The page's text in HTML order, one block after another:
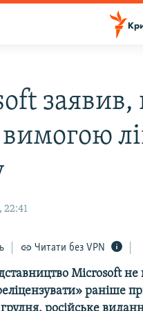
заявив,
вимогою
22:41
Читати без VPN
Microsoft
раніше